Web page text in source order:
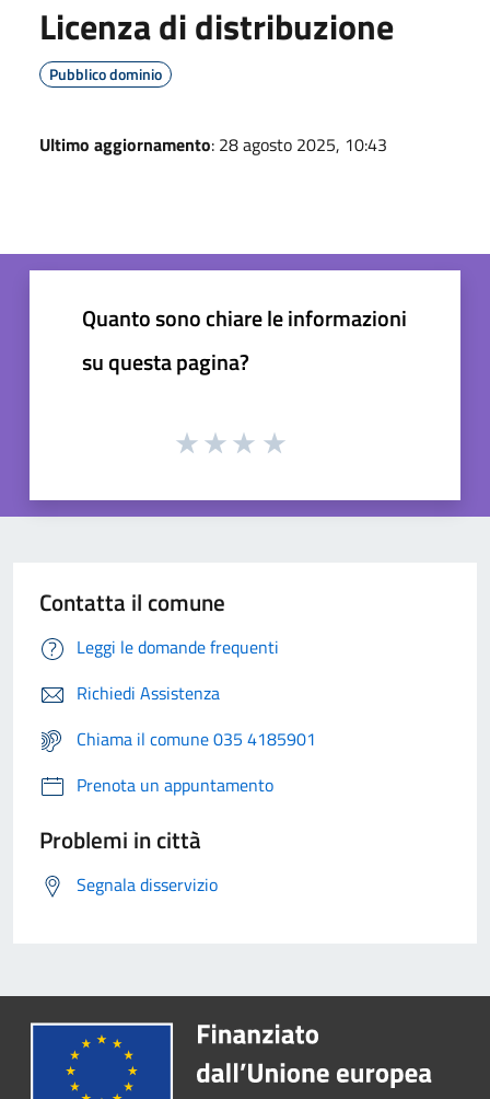
Licenza di distribuzione
Pubblico dominio
Ultimo aggiornamento: 28 agosto 2025, 10:43
Quanto sono chiare le informazioni
su questa pagina?
Contatta il comune
Leggi le domande frequenti
Richiedi Assistenza
Chiama il comune 035 4185901
Prenota un appuntamento
Problemi in città
Segnala disservizio